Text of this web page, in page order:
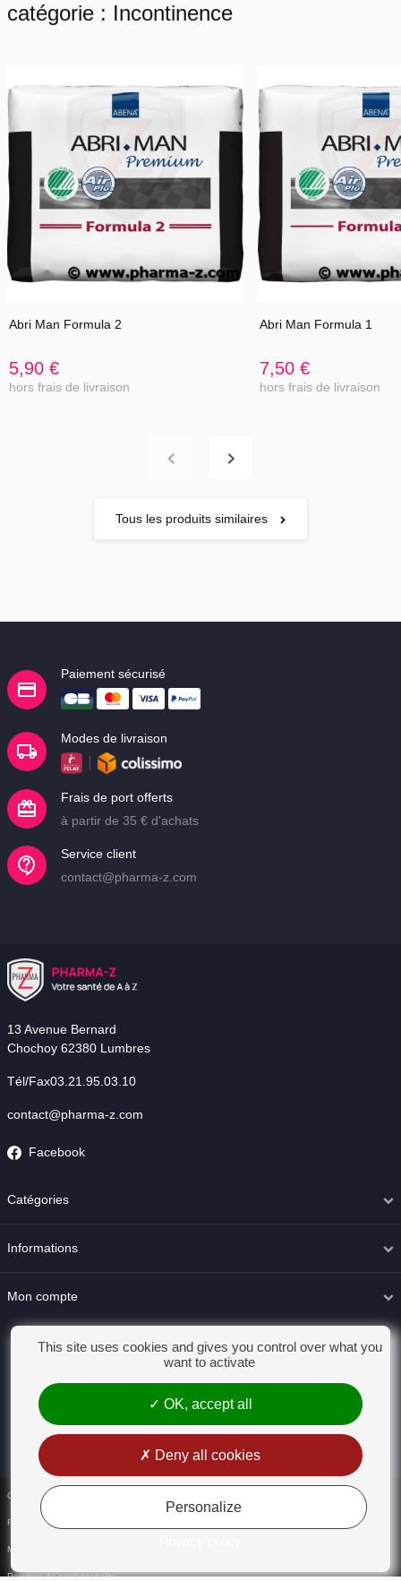
catégorie : Incontinence
Abri Man Formula 2
5,90 €
hors frais de livraison
Abri Man Formula 1
7,50 €
hors frais de livraison
Tous les produits similaires
Paiement sécurisé
Modes de livraison
Frais de port offerts
à partir de 35 € d'achats
Service client
contact@pharma-z.com
13 Avenue Bernard
Chochoy 62380 Lumbres
Tél/Fax03.21.95.03.10
contact@pharma-z.com
Facebook
Catégories
Informations
Mon compte
Conditions générales de vente
Rétractation
Mentions légales
Politique de confidentialité
This site uses cookies and gives you control over what you
want to activate
OK, accept all
Deny all cookies
Personalize